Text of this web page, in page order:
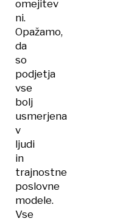
omejitev
ni.
Opažamo,
da
so
podjetja
vse
bolj
usmerjena
v
ljudi
in
trajnostne
poslovne
modele.
Vse